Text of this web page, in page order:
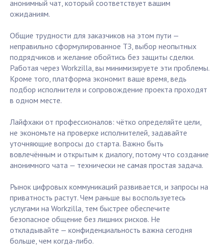
анонимный чат, который соответствует вашим
ожиданиям.
Общие трудности для заказчиков на этом пути —
неправильно сформулированное ТЗ, выбор неопытных
подрядчиков и желание обойтись без защиты сделки.
Работая через Workzilla, вы минимизируете эти проблемы.
Кроме того, платформа экономит ваше время, ведь
подбор исполнителя и сопровождение проекта проходят
в одном месте.
Лайфхаки от профессионалов: чётко определяйте цели,
не экономьте на проверке исполнителей, задавайте
уточняющие вопросы до старта. Важно быть
вовлечённым и открытым к диалогу, потому что создание
анонимного чата — технически не самая простая задача.
Рынок цифровых коммуникаций развивается, и запросы на
приватность растут. Чем раньше вы воспользуетесь
услугами на Workzilla, тем быстрее обеспечите
безопасное общение без лишних рисков. Не
откладывайте — конфиденциальность важна сегодня
больше, чем когда-либо.